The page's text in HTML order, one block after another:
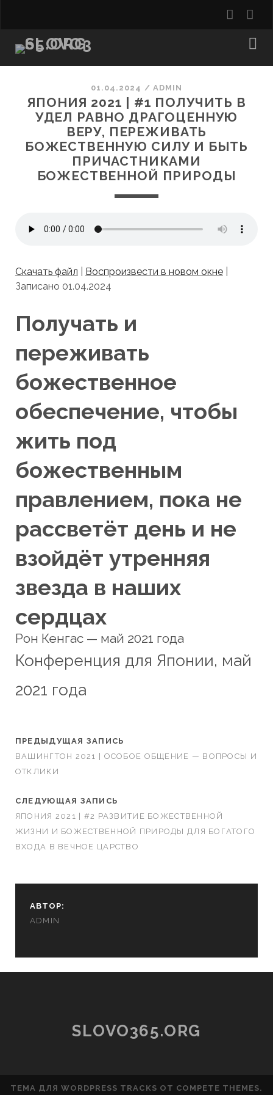
01.04.2024 / ADMIN
ЯПОНИЯ 2021 | #1 ПОЛУЧИТЬ В
УДЕЛ РАВНО ДРАГОЦЕННУЮ
ВЕРУ, ПЕРЕЖИВАТЬ
БОЖЕСТВЕННУЮ СИЛУ И БЫТЬ
ПРИЧАСТНИКАМИ
БОЖЕСТВЕННОЙ ПРИРОДЫ
Скачать файл Воспроизвести в новом окне|
Записано 01.04.2024
Получать и
переживать
божественное
обеспечение, чтобы
жить под
божественным
правлением, пока не
рассветёт день и не
взойдёт утренняя
звезда в наших
сердцах
Рон Кенгас — май 2021 года
Конференция для Японии, май
2021 года
ПРЕДЫДУЩАЯ ЗАПИСЬ
ВАШИНГТОН 2021 | ОСОБОЕ ОБЩЕНИЕ — ВОПРОСЫ И
ОТКЛИКИ
СЛЕДУЮЩАЯ ЗАПИСЬ
ЯПОНИЯ 2021 | #2 РАЗВИТИЕ БОЖЕСТВЕННОЙ
ЖИЗНИ И БОЖЕСТВЕННОЙ ПРИРОДЫ ДЛЯ БОГАТОГО
ВХОДА В ВЕЧНОЕ ЦАРСТВО
АВТОР:
ADMIN
SLOVO365.ORG
ТЕМА ДЛЯ WORDPRESS TRACKS ОТ COMPETE THEMES.